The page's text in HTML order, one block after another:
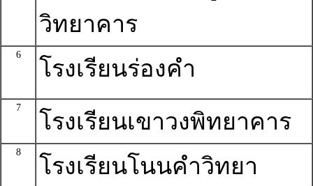
วิทยาคาร
6
โรงเรียนร่องคำ
7
โรงเรียนเขาวงพิทยาคาร
8
โรงเรียนโนนคำวิทยา